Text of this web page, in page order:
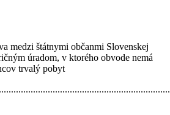
medzi štátnymi občanmi Slovenskej
úradom, v ktorého obvode nemá
trvalý pobyt